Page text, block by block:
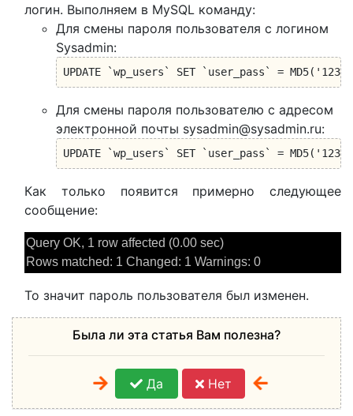
логин. Выполняем в MySQL команду:
Для смены пароля пользователя с логином
Sysadmin:
UPDATE `wp_users` SET `user_pass` =
Для смены пароля пользователю с адресом
электронной почты sysadmin@sysadmin.ru:
UPDATE `wp_users` SET `user_pass` =
Как только появится примерно следующее
сообщение:
Query OK, 1 row affected (0.00 sec)
Rows matched: 1 Changed: 1 Warnings: 0
То значит пароль пользователя был изменен.
Была ли эта статья Вам полезна?
Да Нет